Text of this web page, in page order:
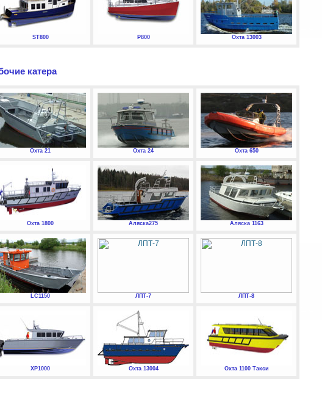
ST800 P800 Охта 13003
катера
Охта 21 Охта 24 Охта 650
Охта 1800 Аляска275 Аляска 1163
LC1150 ЛПТ-7 ЛПТ-8
XP1000 Охта 13004 Охта 1100 Такси